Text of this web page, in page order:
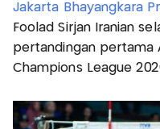
Jakarta Bhayangkara
Foolad Sirjan Iranian
pertandingan pertama
Champions League